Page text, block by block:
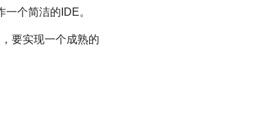
个简洁的IDE。
要实现一个成熟的